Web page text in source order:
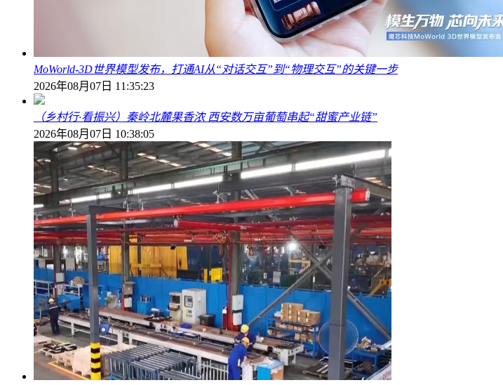
MoWorld-3D世界模型发布，打通AI从“对话交互”到“物理交互”的关键一步
2026年08月07日 11:35:23
（乡村行·看振兴）秦岭北麓果香浓 西安数万亩葡萄串起“甜蜜产业链”
2026年08月07日 10:38:05